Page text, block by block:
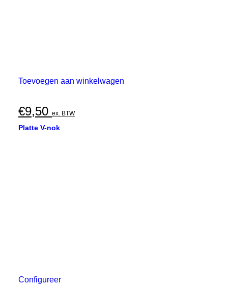
Toevoegen aan winkelwagen
€9,50 ex. BTW
Platte V-nok
Configureer